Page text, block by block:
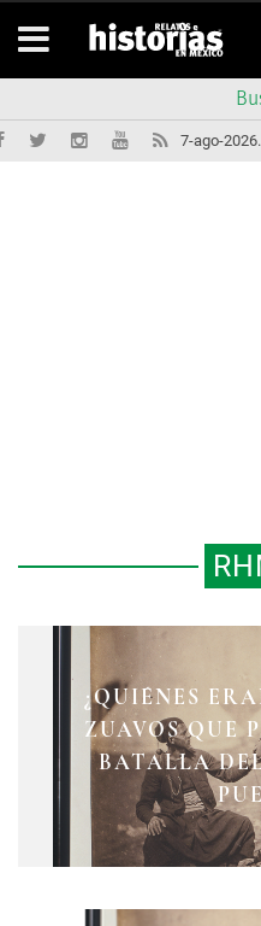
7-ago-2026.
¿QUIÉNES
ZUAVOS QUE
BATALLA
LA MUERTE
INFANTILES
VÍCTOR